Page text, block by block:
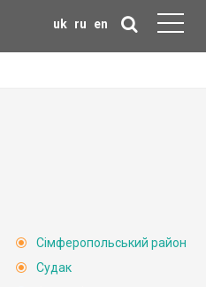
uk ru en
Сімферопольський район
Судак